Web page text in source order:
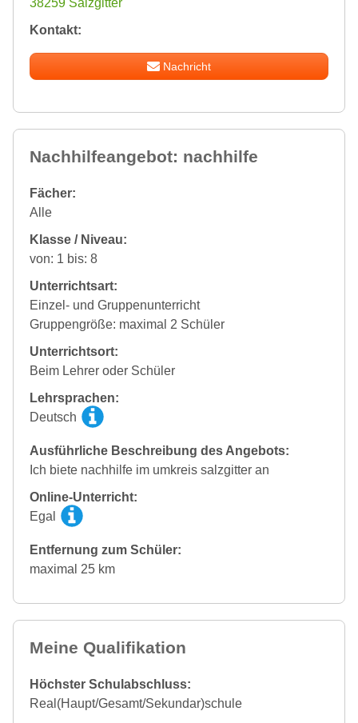
38259 Salzgitter
Kontakt:
Nachricht
Nachhilfeangebot: nachhilfe
Fächer:
Alle
Klasse / Niveau:
von: 1 bis: 8
Unterrichtsart:
Einzel- und Gruppenunterricht
Gruppengröße: maximal 2 Schüler
Unterrichtsort:
Beim Lehrer oder Schüler
Lehrsprachen:
Deutsch
Ausführliche Beschreibung des Angebots:
Ich biete nachhilfe im umkreis salzgitter an
Online-Unterricht:
Egal
Entfernung zum Schüler:
maximal 25 km
Meine Qualifikation
Höchster Schulabschluss:
Real(Haupt/Gesamt/Sekundar)schule